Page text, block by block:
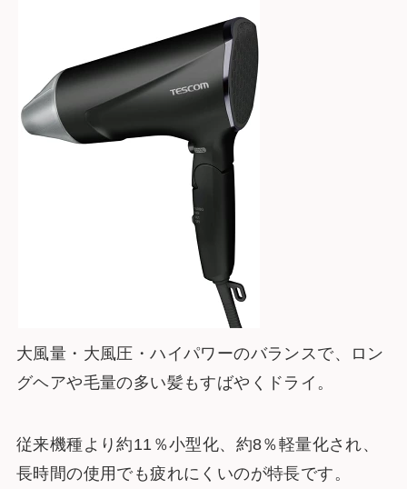
大風量・大風圧・ハイパワーのバランスで、ロン
グヘアや毛量の多い髪もすばやくドライ。
従来機種より約11％小型化、約8％軽量化され、
長時間の使用でも疲れにくいのが特長です。